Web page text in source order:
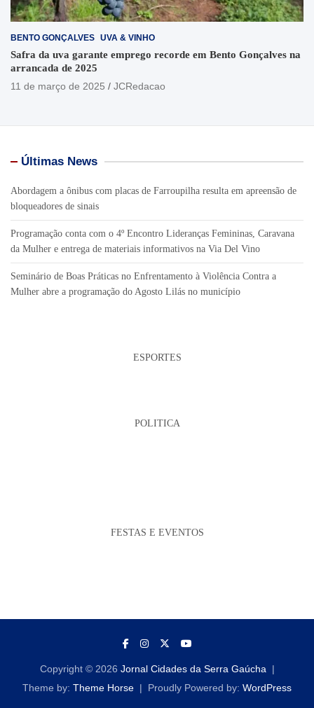
BENTO GONÇALVES UVA & VINHO
Safra da uva garante emprego recorde em Bento Gonçalves na
arrancada de 2025
11 de março de 2025
JCRedacao
Últimas News
Abordagem a ônibus com placas de Farroupilha resulta em apreensão de
bloqueadores de sinais
Programação conta com o 4º Encontro Lideranças Femininas, Caravana
da Mulher e entrega de materiais informativos na Via Del Vino
Seminário de Boas Práticas no Enfrentamento à Violência Contra a
Mulher abre a programação do Agosto Lilás no município
ESPORTES
POLITICA
FESTAS E EVENTOS
Copyright © 2026 Jornal Cidades da Serra Gaúcha
Theme by: Theme Horse Proudly Powered by: WordPress